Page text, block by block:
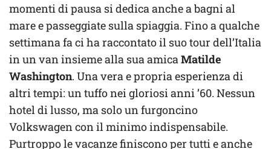
momenti di pausa si dedica anche a bagni al
mare e passeggiate sulla spiaggia. Fino a qualche
settimana fa ci ha raccontato il suo tour dell’Italia
in un van insieme alla sua amica Matilde
Washington. Una vera e propria esperienza di
altri tempi: un tuffo nei gloriosi anni ’60. Nessun
hotel di lusso, ma solo un furgoncino
Volkswagen con il minimo indispensabile.
Purtroppo le vacanze finiscono per tutti e anche